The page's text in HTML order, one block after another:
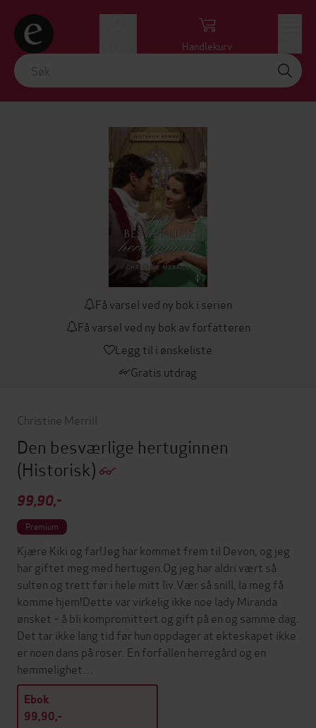
Handlekurv
Få varsel ved ny bok i serien
Få varsel ved ny bok av forfatteren
Legg til i ønskeliste
Gratis utdrag
Christine Merrill
Den besværlige hertuginnen
(Historisk)
99,90,-
Premium
Kjære Kiki og far!Jeg har kommet frem til Devon, og jeg
har giftet meg med hertugen.Og jeg har aldri vært så
sulten og trett før i hele mitt liv.Vær så snill, la meg få
komme hjem!Dette var virkelig ikke noe lady Miranda
ønsket – å bli kompromittert og gift på en og samme dag.
Det tar ikke lang tid før hun oppdager at ekteskapet ikke
er noen dans på roser. En forfallen herregård og en
hemmelighet…
Ebok
99,90,-